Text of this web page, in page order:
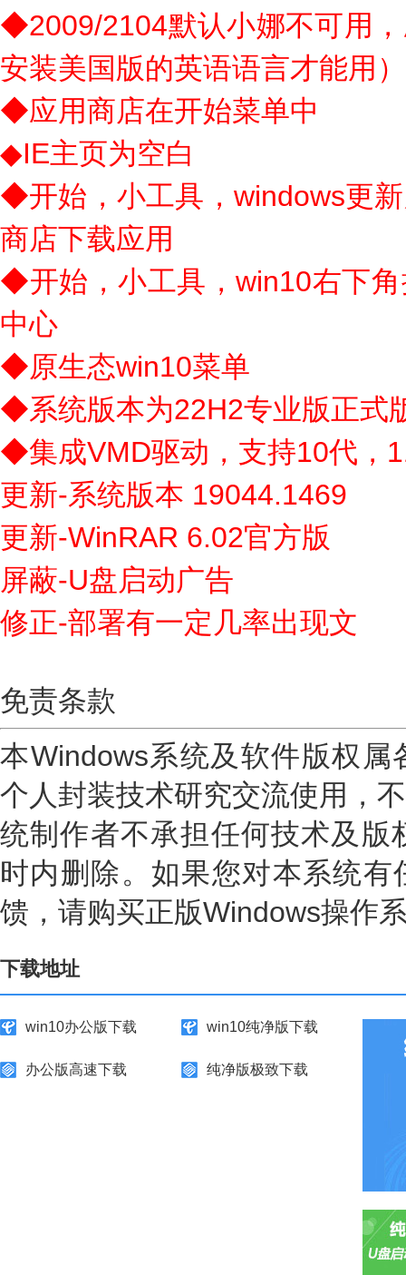
◆2009/2104默认小娜不可用
安装美国版的英语语言才能用）
◆应用商店在开始菜单中
◆IE主页为空白
◆开始，小工具，windows更
商店下载应用
◆开始，小工具，win10右下
中心
◆原生态win10菜单
◆系统版本为22H2专业版正式
◆集成VMD驱动，支持10代，
更新-系统版本 19044.1469
更新-WinRAR 6.02官方版
屏蔽-U盘启动广告
修正-部署有一定几率出现文
免责条款
本Windows系统及软件版权
个人封装技术研究交流使用，
统制作者不承担任何技术及版
时内删除。如果您对本系统
馈，请购买正版Windows操作
下载地址
win10办公版下载 win10纯净版下载
办公版高速下载 纯净版极致下载